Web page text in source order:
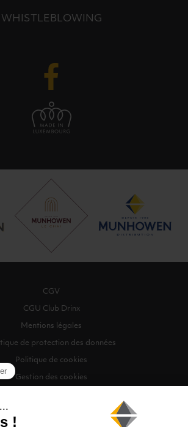
WHISTLEBLOWING
CGV
CGU Club Drinx
Mentions légales
de protection des données
Politique de cookies
Gestion des cookies
Drinx / Tous droits réservés